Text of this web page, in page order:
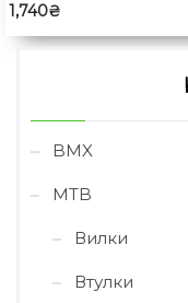
1,740₴
BMX
MTB
Вилки
Втулки